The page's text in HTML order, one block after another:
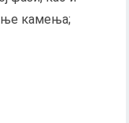
камења;